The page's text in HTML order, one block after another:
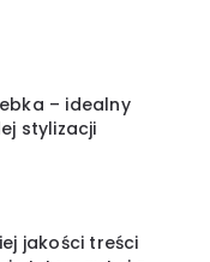
– idealny
stylizacji
jakości treści